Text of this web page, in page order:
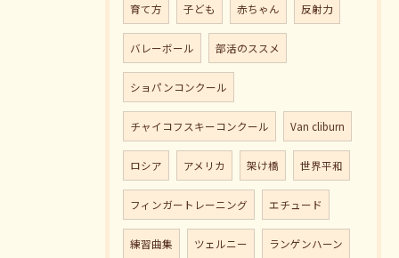
育て方 子ども 赤ちゃん 反射力
バレーボール 部活のススメ
ショパンコンクール
チャイコフスキーコンクール Van cliburn
ロシア アメリカ 架け橋 世界平和
フィンガートレーニング エチュード
練習曲集 ツェルニー ランゲンハーン